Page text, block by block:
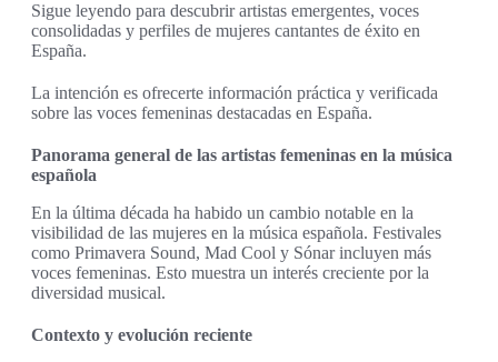
Sigue leyendo para descubrir artistas emergentes, voces
consolidadas y perfiles de mujeres cantantes de éxito en
España.
La intención es ofrecerte información práctica y verificada
sobre las voces femeninas destacadas en España.
Panorama general de las artistas femeninas en la música
española
En la última década ha habido un cambio notable en la
visibilidad de las mujeres en la música española. Festivales
como Primavera Sound, Mad Cool y Sónar incluyen más
voces femeninas. Esto muestra un interés creciente por la
diversidad musical.
Contexto y evolución reciente